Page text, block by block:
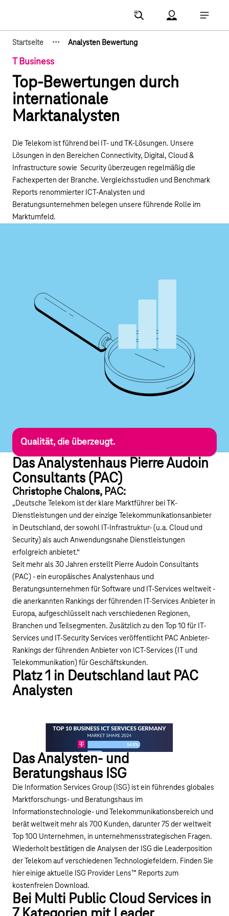
Account Menu
Startseite
Zeige verborgene Breadcrumb-Elemente
··· Analysten Bewertung
T Business
Top-Bewertungen durch
internationale
Marktanalysten
Die Telekom ist führend bei IT- und TK-Lösungen. Unsere
Lösungen in den Bereichen Connectivity, Digital, Cloud &
Infrastructure sowie Security überzeugen regelmäßig die
Fachexperten der Branche. Vergleichsstudien und Benchmark
Reports renommierter ICT-Analysten und
Beratungsunternehmen belegen unsere führende Rolle im
Marktumfeld.
Qualität, die überzeugt.
Das Analystenhaus Pierre Audoin
Consultants (PAC)
Christophe Chalons, PAC:
„Deutsche Telekom ist der klare Marktführer bei TK-
Dienstleistungen und der einzige Telekommunikationsanbieter
in Deutschland, der sowohl IT-Infrastruktur- (u.a. Cloud und
Security) als auch Anwendungsnahe Dienstleistungen
erfolgreich anbietet.“
Seit mehr als 30 Jahren erstellt Pierre Audoin Consultants
(PAC) - ein europäisches Analystenhaus und
Beratungsunternehmen für Software und IT-Services weltweit -
die anerkannten Rankings der führenden IT-Services Anbieter in
Europa, aufgeschlüsselt nach verschiedenen Regionen,
Branchen und Teilsegmenten. Zusätzlich zu den Top 10 für IT-
Services und IT-Security Services veröffentlicht PAC Anbieter-
Rankings der führenden Anbieter von ICT-Services (IT und
Telekommunikation) für Geschäftskunden.
Platz 1 in Deutschland laut PAC
Analysten
Das Analysten- und
Beratungshaus ISG
Die Information Services Group (ISG) ist ein führendes globales
Marktforschungs- und Beratungshaus im
Informationstechnologie- und Telekommunikationsbereich und
berät weltweit mehr als 700 Kunden, darunter 75 der weltweit
Top 100 Unternehmen, in unternehmensstrategischen Fragen.
Wiederholt bestätigen die Analysen der ISG die Leaderposition
der Telekom auf verschiedenen Technologiefeldern. Finden Sie
hier einige aktuelle ISG Provider Lens™ Reports zum
kostenfreien Download.
Bei Multi Public Cloud Services in